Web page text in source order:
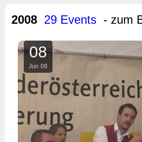
2008 29 Events - zum
08
Jun 08